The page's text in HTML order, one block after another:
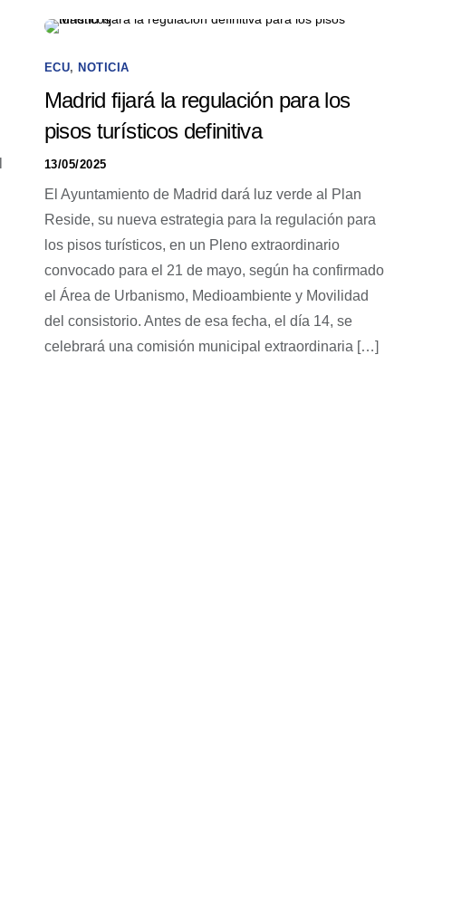
ECU, NOTICIA
Madrid fijará la regulación para los
pisos turísticos definitiva
13/05/2025
El Ayuntamiento de Madrid dará luz verde al Plan
Reside, su nueva estrategia para la regulación para
los pisos turísticos, en un Pleno extraordinario
convocado para el 21 de mayo, según ha confirmado
el Área de Urbanismo, Medioambiente y Movilidad
del consistorio. Antes de esa fecha, el día 14, se
celebrará una comisión municipal extraordinaria […]